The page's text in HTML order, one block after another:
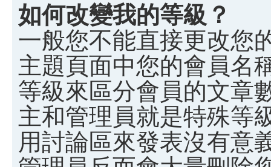
如何改變我的等級？
一般您不能直接更改您
主題頁面中您的會員名
等級來區分會員的文章
主和管理員就是特殊等
用討論區來發表沒有意